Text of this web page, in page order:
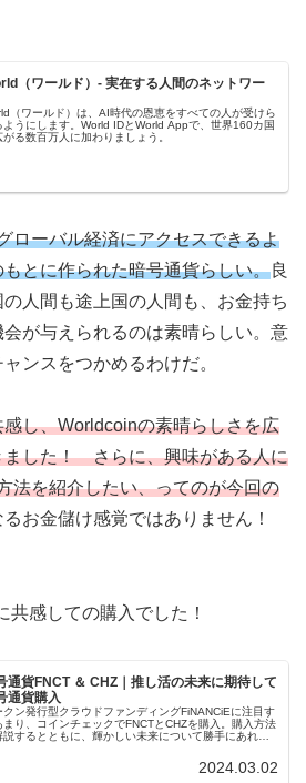
（ワールド）- 実在する人間のネットワー
（ワールド）は、AI時代の恩恵をすべての人が受けら
ようにします。World IDとWorld Appで、世界160カ国
がる数百万人に加わりましょう。
ローバル経済にアクセスできるよ
とに作られた暗号通貨らしい。良
人間も途上国の人間も、お金持ち
が与えられるのは素晴らしい。意
ンスをつかめるわけだ。
し、Worldcoinの素晴らしさを広
ました！ さらに、興味がある人に
法を紹介したい、ってのが今回の
るお金儲け感覚ではありません！
共感しての購入でした！
通貨FNCT ＆ CHZ｜推し活の未来に期待して
通貨購入
クン発行型クラウドファンディングFiNANCiEに注目す
まり、コインチェックでFNCTとCHZを購入。購入方法
説するとともに、輝かしい未来について勝手にあれこ
2024.03.02